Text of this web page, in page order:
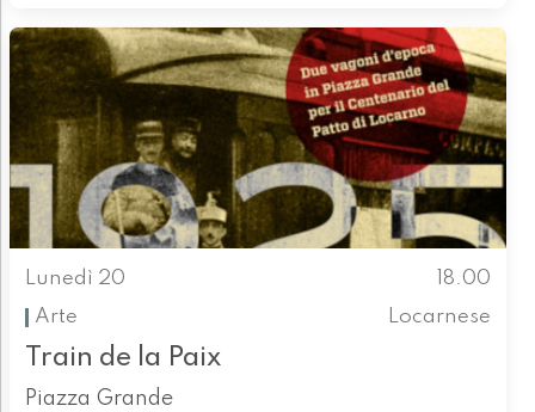
Lunedì 20
18.00
Arte
Locarnese
Train de la Paix
Piazza Grande